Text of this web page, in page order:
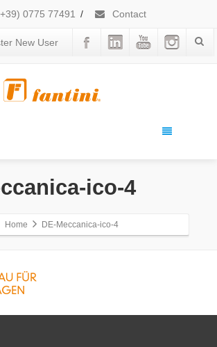
0775 77491 / Contact
New User
ico-4
Home DE-Meccanica-ico-4